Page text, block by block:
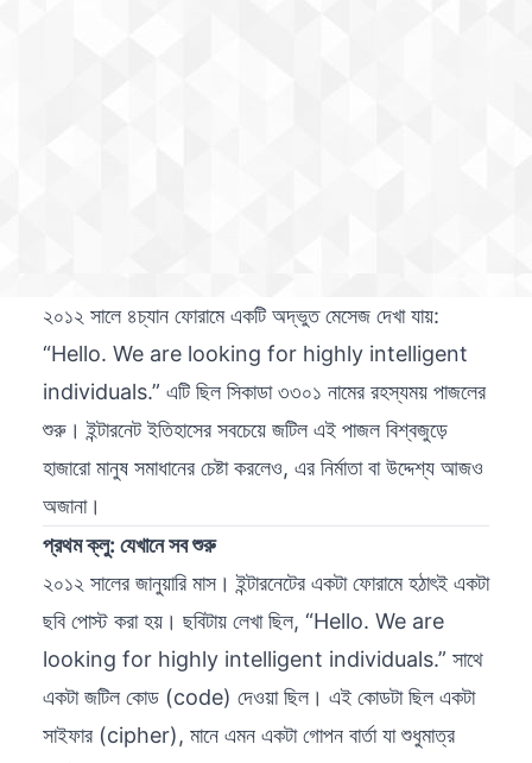
২০১২ সালে ৪চ্যান ফোরামে একটি অদ্ভুত মেসেজ দেখা যায়:
“Hello. We are looking for highly intelligent
individuals.” এটি ছিল সিকাডা ৩৩০১ নামের রহস্যময় পাজলের
শুরু। ইন্টারনেট ইতিহাসের সবচেয়ে জটিল এই পাজল বিশ্বজুড়ে
হাজারো মানুষ সমাধানের চেষ্টা করলেও, এর নির্মাতা বা উদ্দেশ্য আজও
অজানা।
প্রথম ক্লু: যেখানে সব শুরু
২০১২ সালের জানুয়ারি মাস। ইন্টারনেটের একটা ফোরামে হঠাৎই একটা
ছবি পোস্ট করা হয়। ছবিটায় লেখা ছিল, “Hello. We are
looking for highly intelligent individuals.” সাথে
একটা জটিল কোড (code) দেওয়া ছিল। এই কোডটা ছিল একটা
সাইফার (cipher), মানে এমন একটা গোপন বার্তা যা শুধুমাত্র